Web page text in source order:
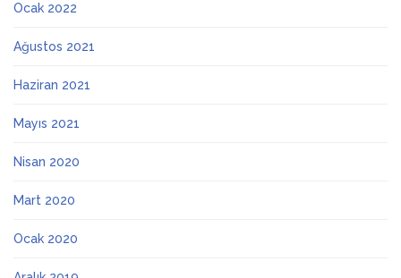
Ocak 2022
Ağustos 2021
Haziran 2021
Mayıs 2021
Nisan 2020
Mart 2020
Ocak 2020